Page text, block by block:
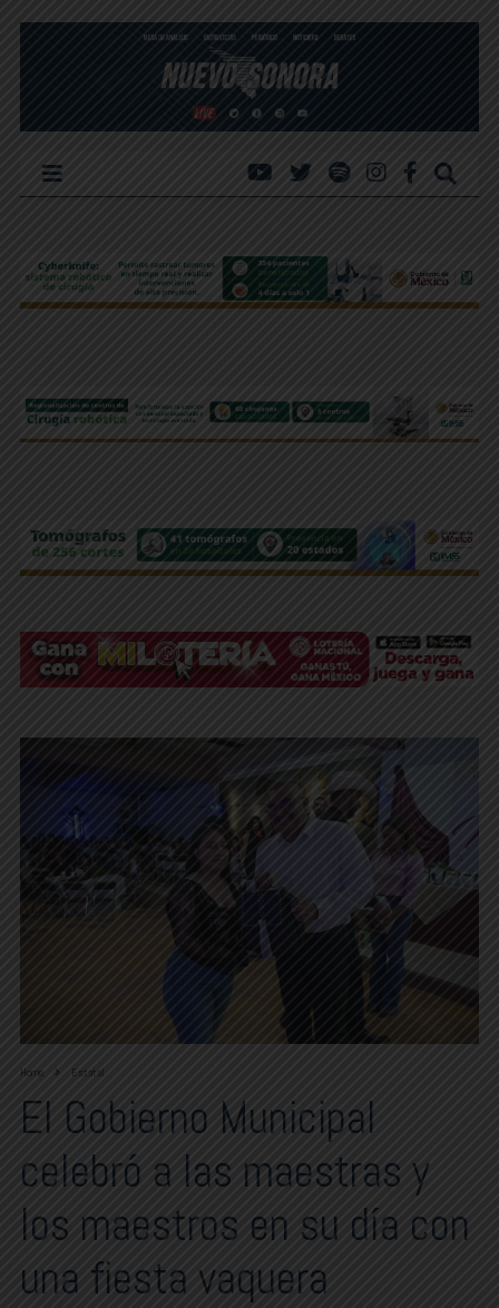
Home Estatal
El Gobierno Municipal
celebró a las maestras y
los maestros en su día con
una fiesta vaquera